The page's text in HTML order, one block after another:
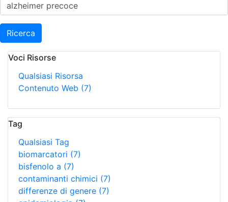
Ricerca
Voci Risorse
Qualsiasi Risorsa
Contenuto Web (7)
Tag
Qualsiasi Tag
biomarcatori (7)
bisfenolo a (7)
contaminanti chimici (7)
differenze di genere (7)